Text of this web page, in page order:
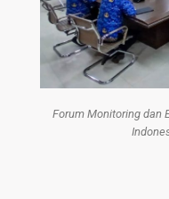
Forum Monitoring dan